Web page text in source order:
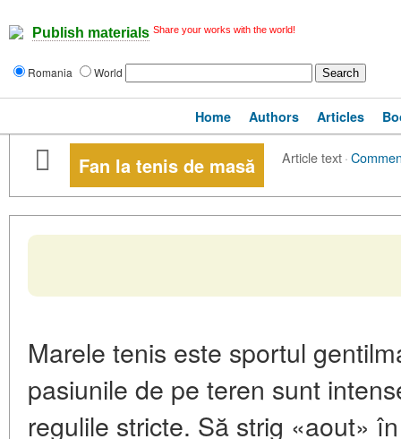
Publish materials Share your works with the world!
Romania World
Home Authors Articles
Fan la tenis de masă Article text·
Marele tenis este sportul
pasiunile de pe teren sunt
regulile stricte. Să strig «aout»